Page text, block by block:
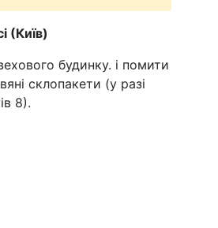
(Київ)
будинку. і помити
склопакети (у разі
8).